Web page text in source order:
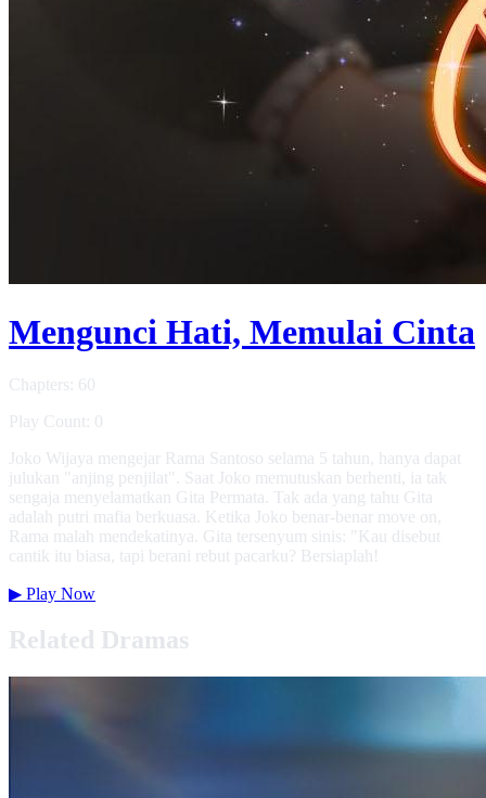
Mengunci Hati, Memulai Cinta
Chapters: 60
Play Count: 0
Joko Wijaya mengejar Rama Santoso selama 5 tahun, hanya dapat
julukan "anjing penjilat". Saat Joko memutuskan berhenti, ia tak
sengaja menyelamatkan Gita Permata. Tak ada yang tahu Gita
adalah putri mafia berkuasa. Ketika Joko benar-benar move on,
Rama malah mendekatinya. Gita tersenyum sinis: "Kau disebut
cantik itu biasa, tapi berani rebut pacarku? Bersiaplah!
▶ Play Now
Related Dramas